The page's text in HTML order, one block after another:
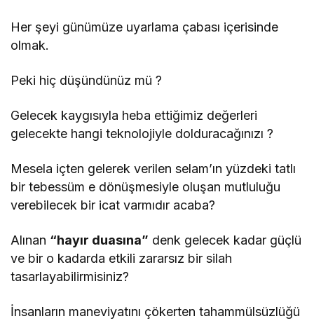
Her şeyi günümüze uyarlama çabası içerisinde
olmak.
Peki hiç düşündünüz mü ?
Gelecek kaygısıyla heba ettiğimiz değerleri
gelecekte hangi teknolojiyle dolduracağınızı ?
Mesela içten gelerek verilen selam’ın yüzdeki tatlı
bir tebessüm e dönüşmesiyle oluşan mutluluğu
verebilecek bir icat varmıdır acaba?
Alınan “hayır duasına” denk gelecek kadar güçlü
ve bir o kadarda etkili zararsız bir silah
tasarlayabilirmisiniz?
İnsanların maneviyatını çökerten tahammülsüzlüğü